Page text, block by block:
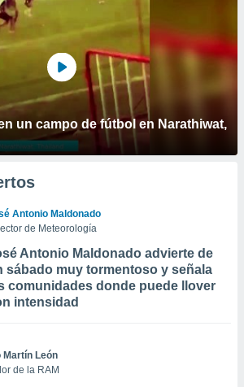
un campo de fútbol en Narathiwat,
Antonio Maldonado
de Meteorología
Antonio Maldonado advierte de
sábado muy tormentoso y señala
comunidades donde puede llover
intensidad
Martín León
de la RAM